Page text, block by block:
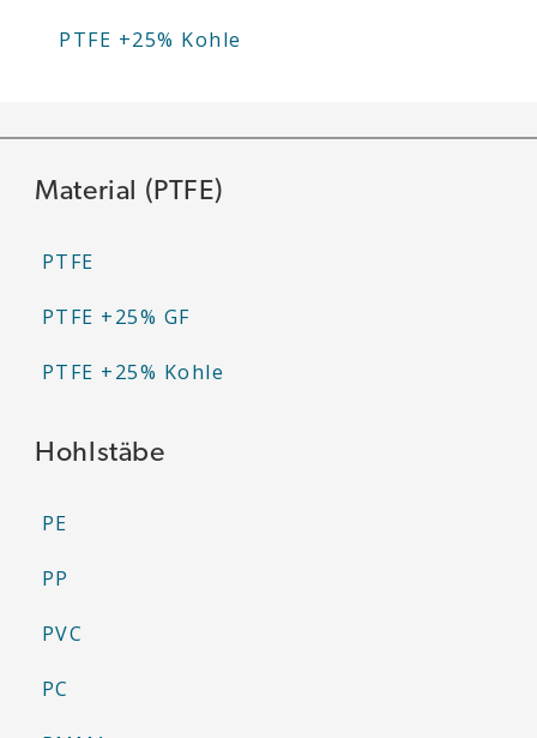
Hohlstäbe
PE
PP
PVC
PC
Material (PTFE)
PTFE
PTFE +25% GF
PTFE +25% Kohle
PTFE +25% Kohle